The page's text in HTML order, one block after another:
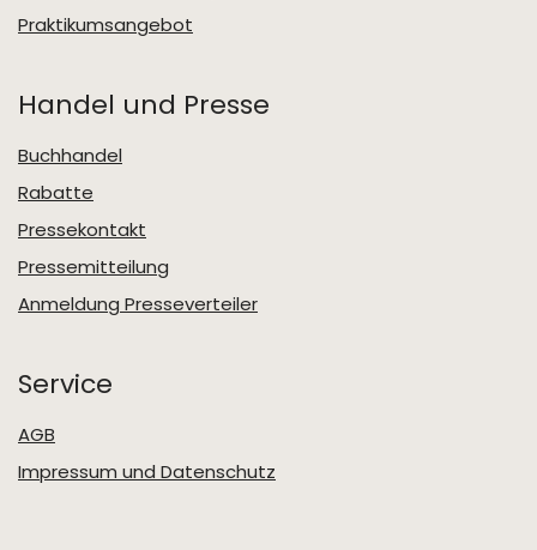
Praktikumsangebot
Handel und Presse
Buchhandel
Rabatte
Pressekontakt
Pressemitteilung
Anmeldung Presseverteiler
Service
AGB
Impressum und Datenschutz